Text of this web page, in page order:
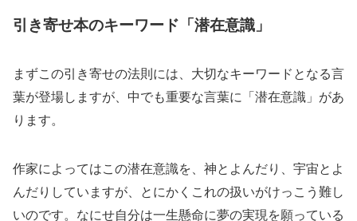
引き寄せ本のキーワード「潜在意識」
まずこの引き寄せの法則には、大切なキーワードとなる言
葉が登場しますが、中でも重要な言葉に「潜在意識」があ
ります。
作家によってはこの潜在意識を、神とよんだり、宇宙とよ
んだりしていますが、とにかくこれの扱いがけっこう難し
いのです。なにせ自分は一生懸命に夢の実現を願っている